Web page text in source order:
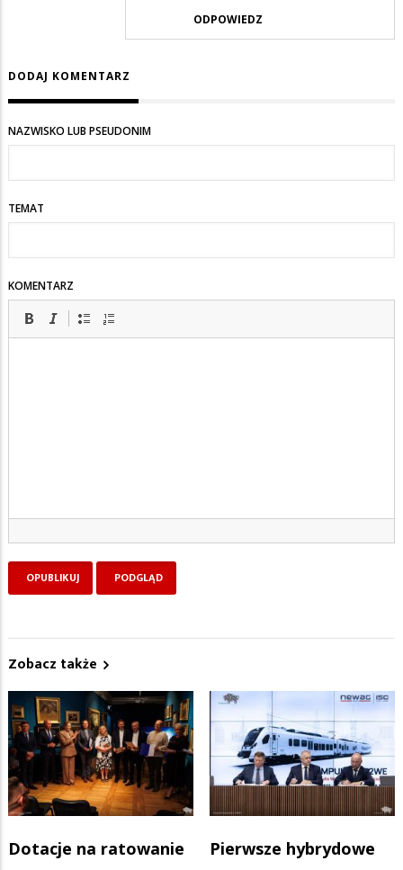
odpowiedzi
na
Opinia
ODPOWIEDZ
DODAJ KOMENTARZ
NAZWISKO LUB PSEUDONIM
TEMAT
KOMENTARZ
Zobacz także
Dotacje na ratowanie
Pierwsze hybrydowe